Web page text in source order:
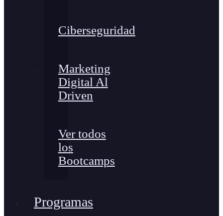
Ciberseguridad
Marketing
Digital Al
Driven
Ver todos
los
Bootcamps
Programas